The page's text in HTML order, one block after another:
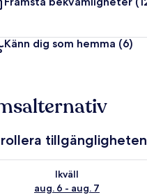
Känn dig som hemma (6)
Ikväll
aug. 6 - aug. 7
tillgängligheten för